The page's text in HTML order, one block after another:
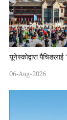
यूनेस्कोद्वारा
06-Aug-2026